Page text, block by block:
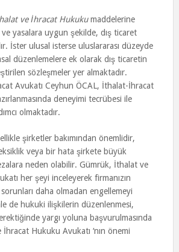
ve İhracat Hukukumaddelerine
yasalara uygun şekilde, dış ticaret
İster ulusal isterse uluslararası düzeyde
düzenlemelere ek olarak dış ticaretin
sözleşmeler yer almaktadır.
Avukatı Ceyhun ÖCAL, İthalat-İhracat
deneyimi tecrübesi ile
olmaktadır.
şirketler bakımından önemlidir,
veya bir hata şirkete büyük
neden olabilir. Gümrük, İthalat ve
her şeyi inceleyerek firmanızın
sorunları daha olmadan engellemeyi
de hukuki ilişkilerin düzenlenmesi,
yargı yoluna başvurulmasında
Hukuku Avukatı ‘nın önemi